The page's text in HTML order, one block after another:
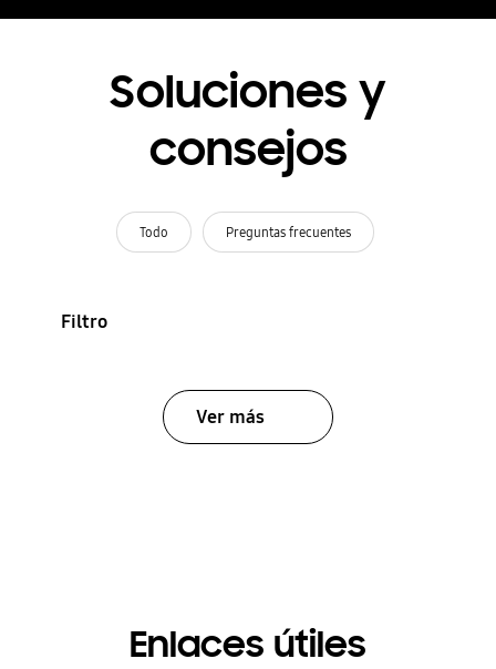
Soluciones y
consejos
Todo Preguntas frecuentes
Filtro
Ver más
Enlaces útiles